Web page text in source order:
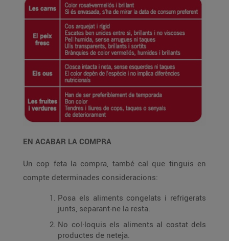
EN ACABAR LA COMPRA
Un cop feta la compra, també cal que tinguis en
compte determinades consideracions:
Posa els aliments congelats i refrigerats
junts, separant-ne la resta.
No col·loquis els aliments al costat dels
productes de neteja.